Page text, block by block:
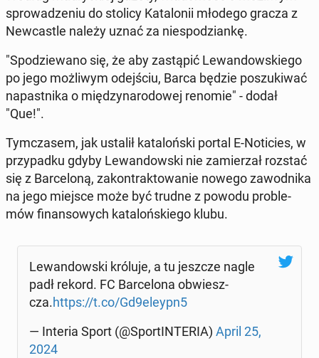
spro­wa­dze­niu do stolicy Ka­ta­lo­nii młodego gracza z
New­ca­stle należy uznać za nie­spo­dzian­kę.
"Spo­dzie­wa­no się, że aby za­stą­pić Le­wan­dow­skie­go
po jego moż­li­wym odej­ściu, Barca będzie po­szu­ki­wać
na­past­ni­ka o mię­dzy­na­ro­do­wej renomie" - dodał
"Que!".
Tym­cza­sem, jak ustalił ka­ta­loń­ski portal E-No­ti­cies, w
przy­pad­ku gdyby Le­wan­dow­ski nie za­mie­rzał rozstać
się z Bar­ce­lo­ną, za­kon­trak­to­wa­nie nowego za­wod­ni­ka
na jego miejsce może być trudne z powodu pro­ble­
mów fi­nan­so­wych ka­ta­loń­skie­go klubu.
Le­wan­dow­ski króluje, a tu jeszcze nagle
padł rekord. FC Bar­ce­lo­na ob­wiesz­
cza.https://t.co/Gd9eleypn5
— Interia Sport (@Spor­tIN­TE­RIA) April 25,
2024